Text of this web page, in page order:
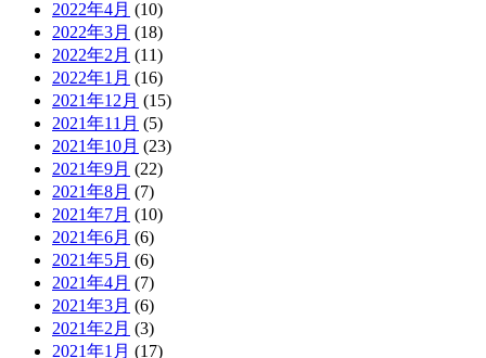
2022年4月 (10)
2022年3月 (18)
2022年2月 (11)
2022年1月 (16)
2021年12月 (15)
2021年11月 (5)
2021年10月 (23)
2021年9月 (22)
2021年8月 (7)
2021年7月 (10)
2021年6月 (6)
2021年5月 (6)
2021年4月 (7)
2021年3月 (6)
2021年2月 (3)
2021年1月 (17)